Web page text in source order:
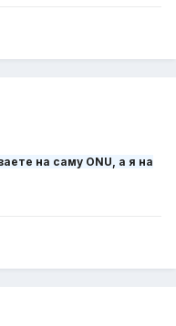
на саму ONU, а я на